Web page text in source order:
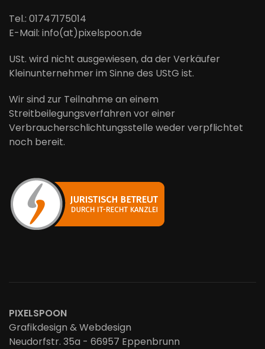
Tel.: 01747175014
E-Mail: info(at)pixelspoon.de
USt. wird nicht ausgewiesen, da der Verkäufer
Kleinunternehmer im Sinne des UStG ist.
Wir sind zur Teilnahme an einem
Streitbeilegungsverfahren vor einer
Verbraucherschlichtungsstelle weder verpflichtet
noch bereit.
PIXELSPOON
Grafikdesign & Webdesign
Neudorfstr. 35a - 66957 Eppenbrunn